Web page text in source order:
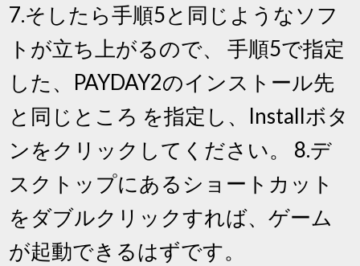
7.そしたら手順5と同じようなソフ
トが立ち上がるので、 手順5で指定
した、PAYDAY2のインストール先
と同じところ を指定し、Installボタ
ンをクリックしてください。 8.デ
スクトップにあるショートカット
をダブルクリックすれば、ゲーム
が起動できるはずです。